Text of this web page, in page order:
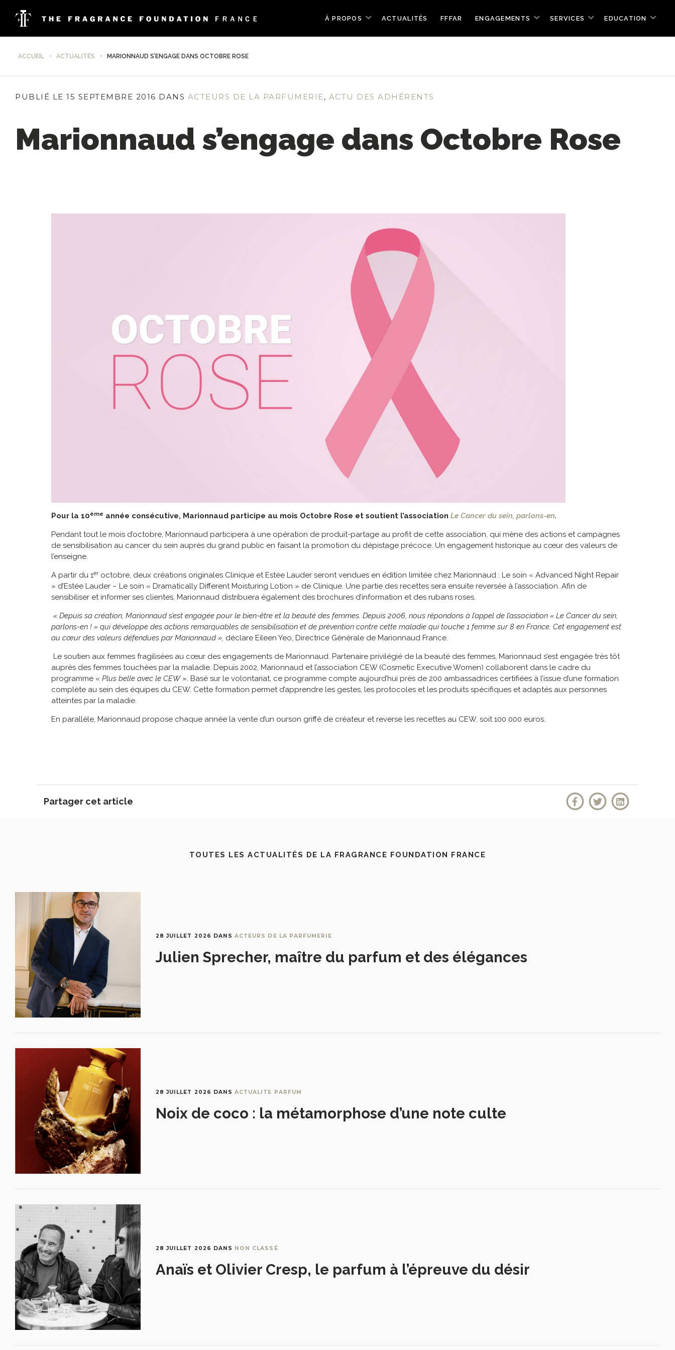
À PROPOS ACTUALITÉS FFFAR ENGAGEMENTS SERVICES EDUCATION
ACCUEIL ACTUALITÉS MARIONNAUD S’ENGAGE DANS OCTOBRE ROSE
PUBLIÉ LE 15 SEPTEMBRE 2016 DANS ACTEURS DE LA PARFUMERIE, ACTU DES ADHÉRENTS
Marionnaud s’engage dans Octobre Rose
Pour la 10ème année consécutive, Marionnaud participe au mois Octobre Rose et soutient l’association Le Cancer du sein, parlons-en.
Pendant tout le mois d’octobre, Marionnaud participera à une opération de produit-partage au profit de cette association, qui mène des actions et campagnes
de sensibilisation au cancer du sein auprès du grand public en faisant la promotion du dépistage précoce. Un engagement historique au cœur des valeurs de
l’enseigne.
A partir du 1er octobre, deux créations originales Clinique et Estée Lauder seront vendues en édition limitée chez Marionnaud : Le soin « Advanced Night Repair
» d’Estée Lauder – Le soin « Dramatically Different Moisturing Lotion » de Clinique. Une partie des recettes sera ensuite reversée à l’association. Afin de
sensibiliser et informer ses clientes, Marionnaud distribuera également des brochures d’information et des rubans roses.
« Depuis sa création, Marionnaud s’est engagée pour le bien-être et la beauté des femmes. Depuis 2006, nous répondons à l’appel de l’association « Le Cancer du sein,
parlons-en ! » qui développe des actions remarquables de sensibilisation et de prévention contre cette maladie qui touche 1 femme sur 8 en France. Cet engagement est
au cœur des valeurs défendues par Marionnaud », déclare Eileen Yeo, Directrice Générale de Marionnaud France.
Le soutien aux femmes fragilisées au cœur des engagements de Marionnaud. Partenaire privilégié de la beauté des femmes, Marionnaud s’est engagée très tôt
auprès des femmes touchées par la maladie. Depuis 2002, Marionnaud et l’association CEW (Cosmetic Executive Women) collaborent dans le cadre du
programme « Plus belle avec le CEW». Basé sur le volontariat, ce programme compte aujourd’hui près de 200 ambassadrices certifiées à l’issue d’une formation
complète au sein des équipes du CEW. Cette formation permet d’apprendre les gestes, les protocoles et les produits spécifiques et adaptés aux personnes
atteintes par la maladie.
En parallèle, Marionnaud propose chaque année la vente d’un ourson griffé de créateur et reverse les recettes au CEW, soit 100 000 euros.
Partager cet article
TOUTES LES ACTUALITÉS DE LA FRAGRANCE FOUNDATION FRANCE
28 JUILLET 2026 DANSACTEURS DE LA PARFUMERIE
Julien Sprecher, maître du parfum et des élégances
28 JUILLET 2026 DANSACTUALITE PARFUM
Noix de coco : la métamorphose d’une note culte
28 JUILLET 2026 DANS NON CLASSÉ
Anaïs et Olivier Cresp, le parfum à l’épreuve du désir